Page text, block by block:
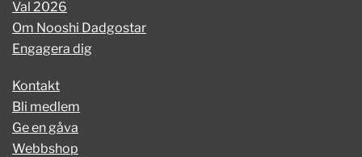
Val 2026
Om Nooshi Dadgostar
Engagera dig
Kontakt
Bli medlem
Ge en gåva
Webbshop